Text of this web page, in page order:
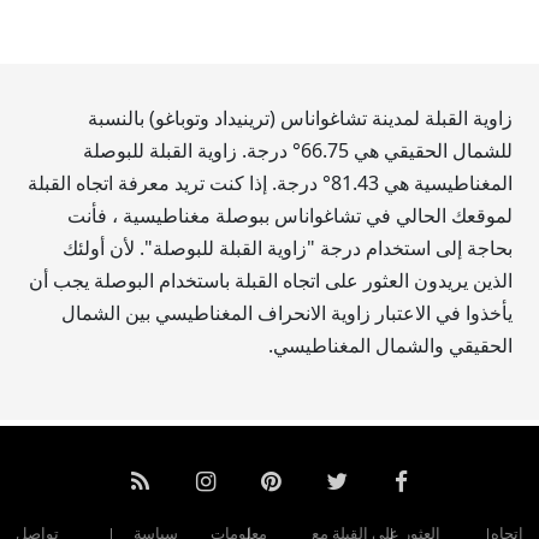
زاوية القبلة لمدينة تشاغواناس (ترينيداد وتوباغو) بالنسبة
للشمال الحقيقي هي66.75° درجة. زاوية القبلة للبوصلة
المغناطيسية هي81.43° درجة. إذا كنت تريد معرفة اتجاه القبلة
لموقعك الحالي في تشاغواناس ببوصلة مغناطيسية ، فأنت
بحاجة إلى استخدام درجة "زاوية القبلة للبوصلة". لأن أولئك
الذين يريدون العثور على اتجاه القبلة باستخدام البوصلة يجب أن
يأخذوا في الاعتبار زاوية الانحراف المغناطيسي بين الشمال
الحقيقي والشمال المغناطيسي.
اتجاه العثور على القبلة مع معلومات سياسة تواصل